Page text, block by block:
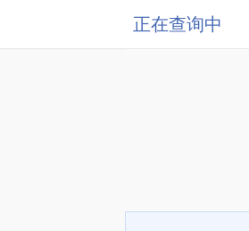
正在查询中